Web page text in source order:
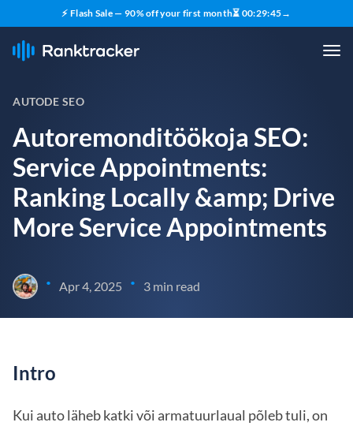
⚡ Flash Sale — 90% off your first month⏳ 00:29:44→
AUTODE SEO
Autoremonditöökoja SEO:
Service Appointments:
Ranking Locally &amp; Drive
More Service Appointments
• Apr 4, 2025 • 3 min read
Intro
Kui auto läheb katki või armatuurlaual põleb tuli, on